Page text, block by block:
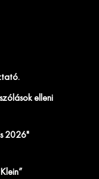
elleni
2026"